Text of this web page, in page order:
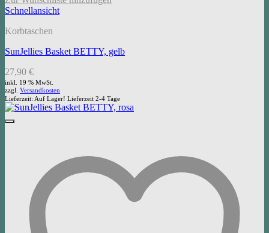
Schnellansicht
Korbtaschen
SunJellies Basket BETTY, gelb
27,90 €
inkl. 19 % MwSt.
zzgl. Versandkosten
Lieferzeit: Auf Lager! Lieferzeit 2-4 Tage